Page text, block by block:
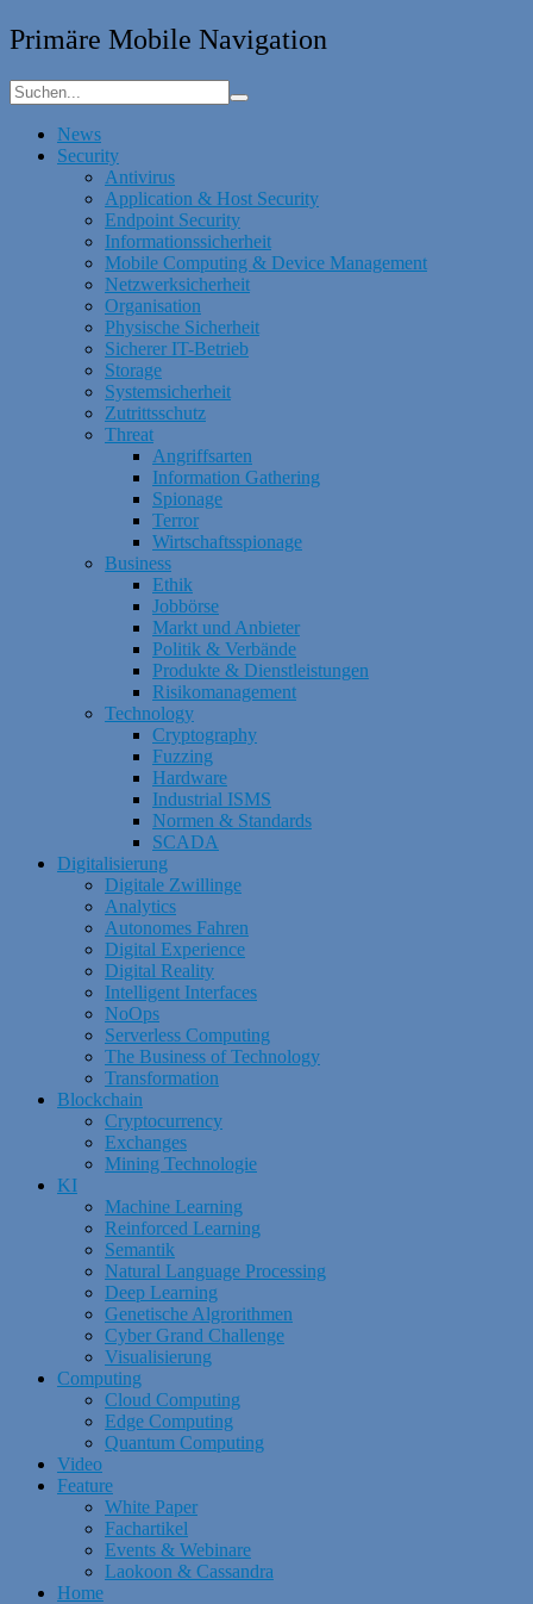
Primäre Mobile Navigation
News
Security
Antivirus
Application & Host Security
Endpoint Security
Informationssicherheit
Mobile Computing & Device Management
Netzwerksicherheit
Organisation
Physische Sicherheit
Sicherer IT-Betrieb
Storage
Systemsicherheit
Zutrittsschutz
Threat
Angriffsarten
Information Gathering
Spionage
Terror
Wirtschaftsspionage
Business
Ethik
Jobbörse
Markt und Anbieter
Politik & Verbände
Produkte & Dienstleistungen
Risikomanagement
Technology
Cryptography
Fuzzing
Hardware
Industrial ISMS
Normen & Standards
SCADA
Digitalisierung
Digitale Zwillinge
Analytics
Autonomes Fahren
Digital Experience
Digital Reality
Intelligent Interfaces
NoOps
Serverless Computing
The Business of Technology
Transformation
Blockchain
Cryptocurrency
Exchanges
Mining Technologie
KI
Machine Learning
Reinforced Learning
Semantik
Natural Language Processing
Deep Learning
Genetische Algrorithmen
Cyber Grand Challenge
Visualisierung
Computing
Cloud Computing
Edge Computing
Quantum Computing
Video
Feature
White Paper
Fachartikel
Events & Webinare
Laokoon & Cassandra
Home